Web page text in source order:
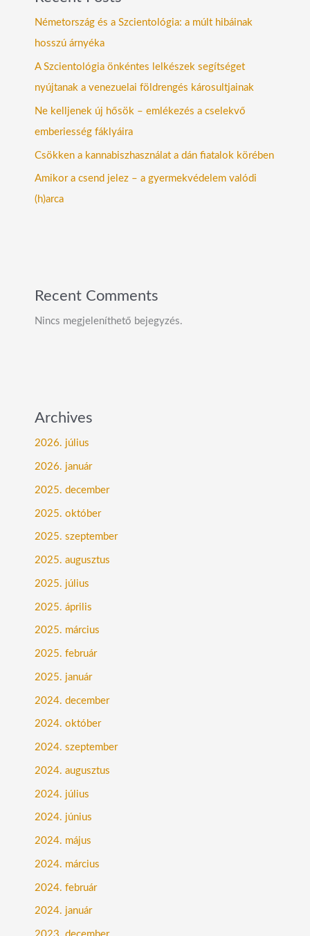
Németország és a Szcientológia: a múlt hibáinak
hosszú árnyéka
A Szcientológia önkéntes lelkészek segítséget
nyújtanak a venezuelai földrengés károsultjainak
Ne kelljenek új hősök – emlékezés a cselekvő
emberiesség fáklyáira
Csökken a kannabiszhasználat a dán fiatalok körében
Amikor a csend jelez – a gyermekvédelem valódi
(h)arca
Recent Comments
Nincs megjeleníthető bejegyzés.
Archives
2026. július
2026. január
2025. december
2025. október
2025. szeptember
2025. augusztus
2025. július
2025. április
2025. március
2025. február
2025. január
2024. december
2024. október
2024. szeptember
2024. augusztus
2024. július
2024. június
2024. május
2024. március
2024. február
2024. január